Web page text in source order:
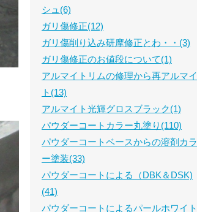
シュ(6)
ガリ傷修正(12)
ガリ傷削り込み研摩修正とわ・・(3)
ガリ傷修正のお値段について(1)
アルマイトリムの修理から再アルマイ
ト(13)
アルマイト光輝グロスブラック(1)
パウダーコートカラー丸塗り(110)
パウダーコートベースからの溶剤カラ
ー塗装(33)
パウダーコートによる（DBK＆DSK)
(41)
パウダーコートによるパールホワイト